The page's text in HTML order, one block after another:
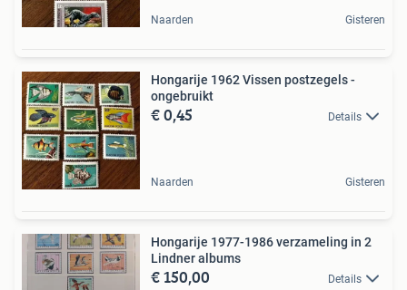
Naarden Gisteren
Hongarije 1962 Vissen postzegels -
ongebruikt
€ 0,45 Details
Naarden Gisteren
Hongarije 1977-1986 verzameling in 2
Lindner albums
€ 150,00 Details